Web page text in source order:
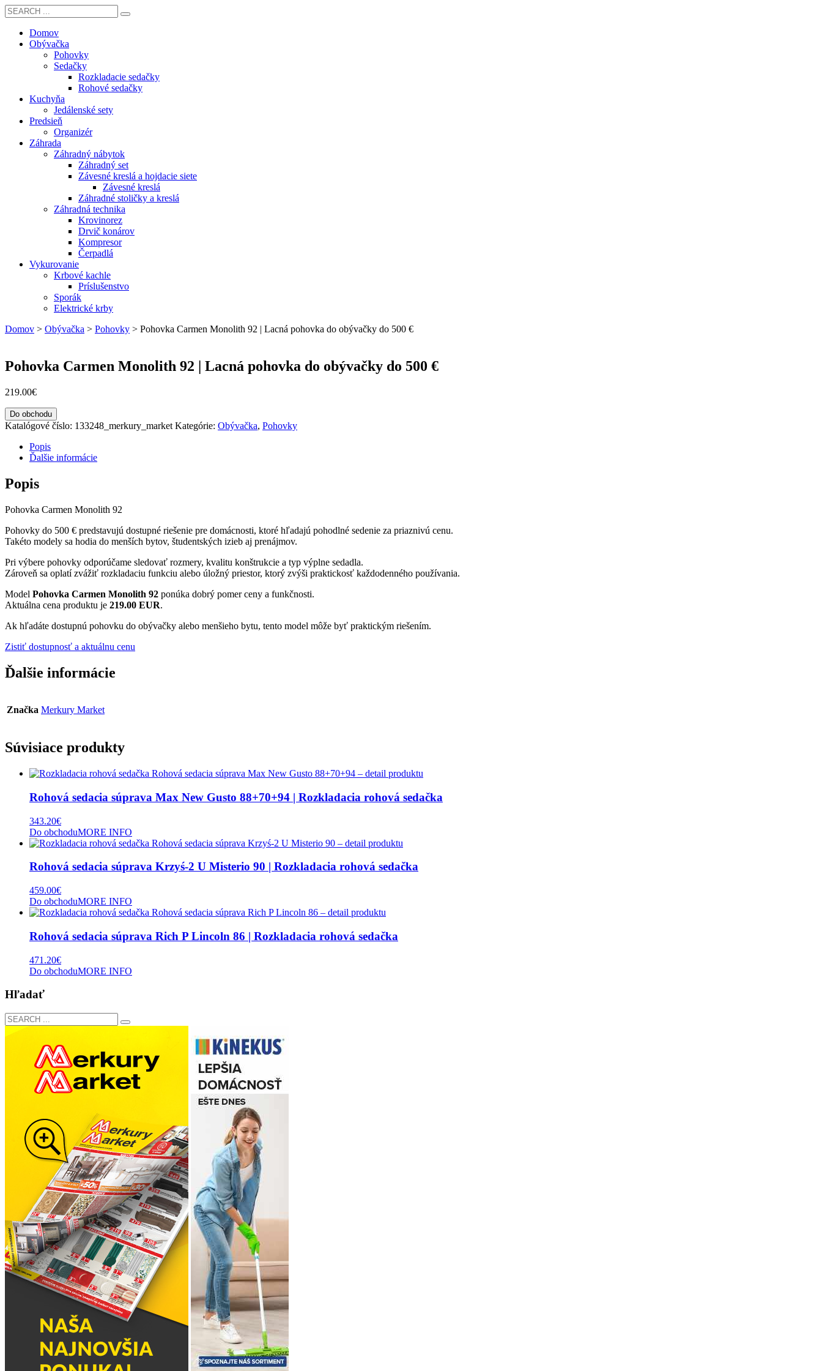
Domov
Obývačka
Pohovky
Sedačky
Rozkladacie sedačky
Rohové sedačky
Kuchyňa
Jedálenské sety
Predsieň
Organizér
Záhrada
Záhradný nábytok
Záhradný set
Závesné kreslá a hojdacie siete
Závesné kreslá
Záhradné stoličky a kreslá
Záhradná technika
Krovinorez
Drvič konárov
Kompresor
Čerpadlá
Vykurovanie
Krbové kachle
Príslušenstvo
Sporák
Elektrické krby
Domov > Obývačka > Pohovky > Pohovka Carmen Monolith 92 | Lacná pohovka do obývačky do 500 €
Pohovka Carmen Monolith 92 | Lacná pohovka do obývačky do 500 €
219.00€
Do obchodu
Katalógové číslo: 133248_merkury_market Kategórie: Obývačka, Pohovky
Popis
Ďalšie informácie
Popis
Pohovka Carmen Monolith 92
Pohovky do 500 € predstavujú dostupné riešenie pre domácnosti, ktoré hľadajú pohodlné sedenie za priaznivú cenu.
Takéto modely sa hodia do menších bytov, študentských izieb aj prenájmov.
Pri výbere pohovky odporúčame sledovať rozmery, kvalitu konštrukcie a typ výplne sedadla.
Zároveň sa oplatí zvážiť rozkladaciu funkciu alebo úložný priestor, ktorý zvýši praktickosť každodenného používania.
Model Pohovka Carmen Monolith 92 ponúka dobrý pomer ceny a funkčnosti.
Aktuálna cena produktu je 219.00 EUR.
Ak hľadáte dostupnú pohovku do obývačky alebo menšieho bytu, tento model môže byť praktickým riešením.
Zistiť dostupnosť a aktuálnu cenu
Ďalšie informácie
Značka Merkury Market
Súvisiace produkty
Rohová sedacia súprava Max New Gusto 88+70+94 | Rozkladacia rohová sedačka
343.20€
Do obchoduMORE INFO
Rohová sedacia súprava Krzyś-2 U Misterio 90 | Rozkladacia rohová sedačka
459.00€
Do obchoduMORE INFO
Rohová sedacia súprava Rich P Lincoln 86 | Rozkladacia rohová sedačka
471.20€
Do obchoduMORE INFO
Hľadať